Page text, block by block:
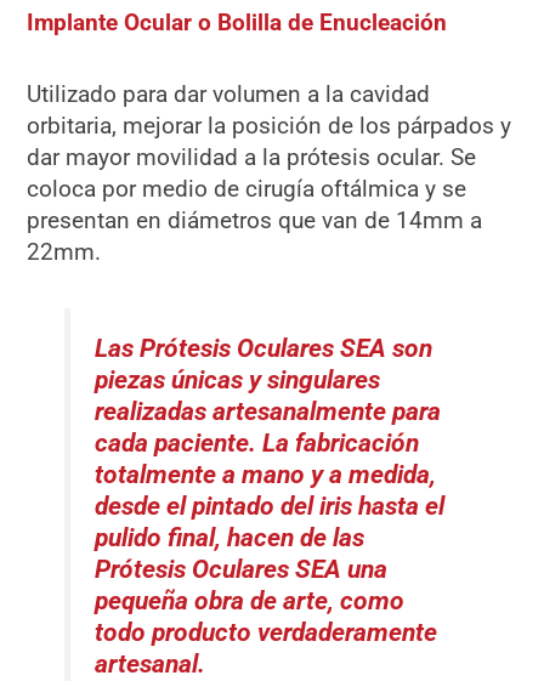
Implante Ocular o Bolilla de Enucleación
Utilizado para dar volumen a la cavidad
orbitaria, mejorar la posición de los párpados y
dar mayor movilidad a la prótesis ocular. Se
coloca por medio de cirugía oftálmica y se
presentan en diámetros que van de 14mm a
22mm.
Las Prótesis Oculares SEA son
piezas únicas y singulares
realizadas artesanalmente para
cada paciente. La fabricación
totalmente a mano y a medida,
desde el pintado del iris hasta el
pulido final, hacen de las
Prótesis Oculares SEA una
pequeña obra de arte, como
todo producto verdaderamente
artesanal.